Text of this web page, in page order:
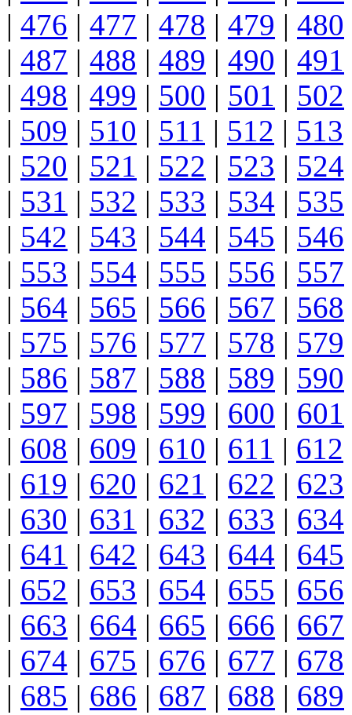
| 476 | 477 | 478 | 479 | 480
| 487 | 488 | 489 | 490 | 491
| 498 | 499 | 500 | 501 | 502
| 509 | 510 | 511 | 512 | 513
| 520 | 521 | 522 | 523 | 524
| 531 | 532 | 533 | 534 | 535
| 542 | 543 | 544 | 545 | 546
| 553 | 554 | 555 | 556 | 557
| 564 | 565 | 566 | 567 | 568
| 575 | 576 | 577 | 578 | 579
| 586 | 587 | 588 | 589 | 590
| 597 | 598 | 599 | 600 | 601
| 608 | 609 | 610 | 611 | 612
| 619 | 620 | 621 | 622 | 623
| 630 | 631 | 632 | 633 | 634
| 641 | 642 | 643 | 644 | 645
| 652 | 653 | 654 | 655 | 656
| 663 | 664 | 665 | 666 | 667
| 674 | 675 | 676 | 677 | 678
| 685 | 686 | 687 | 688 | 689